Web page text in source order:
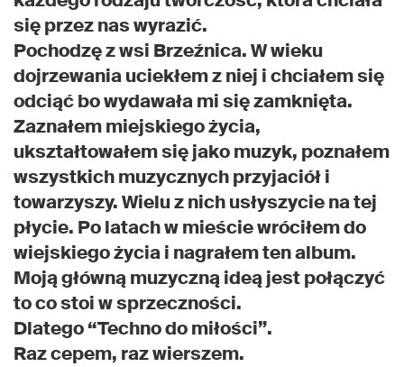
się przez nas wyrazić.
Pochodzę z wsi Brzeźnica. W wieku
dojrzewania uciekłem z niej i chciałem się
odciąć bo wydawała mi się zamknięta.
Zaznałem miejskiego życia,
ukształtowałem się jako muzyk, poznałem
wszystkich muzycznych przyjaciół i
towarzyszy. Wielu z nich usłyszycie na tej
płycie. Po latach w mieście wróciłem do
wiejskiego życia i nagrałem ten album.
Moją główną muzyczną ideą jest połączyć
to co stoi w sprzeczności.
Dlatego “Techno do miłości”.
Raz cepem, raz wierszem.